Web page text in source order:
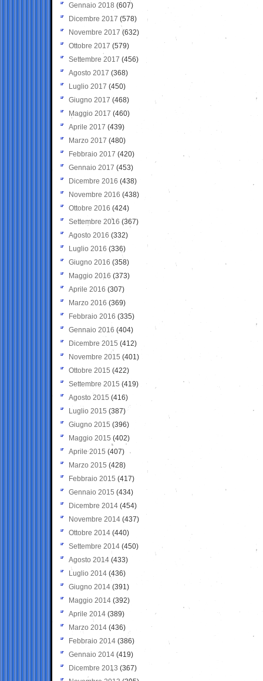
Gennaio 2018 (607)
Dicembre 2017 (578)
Novembre 2017 (632)
Ottobre 2017 (579)
Settembre 2017 (456)
Agosto 2017 (368)
Luglio 2017 (450)
Giugno 2017 (468)
Maggio 2017 (460)
Aprile 2017 (439)
Marzo 2017 (480)
Febbraio 2017 (420)
Gennaio 2017 (453)
Dicembre 2016 (438)
Novembre 2016 (438)
Ottobre 2016 (424)
Settembre 2016 (367)
Agosto 2016 (332)
Luglio 2016 (336)
Giugno 2016 (358)
Maggio 2016 (373)
Aprile 2016 (307)
Marzo 2016 (369)
Febbraio 2016 (335)
Gennaio 2016 (404)
Dicembre 2015 (412)
Novembre 2015 (401)
Ottobre 2015 (422)
Settembre 2015 (419)
Agosto 2015 (416)
Luglio 2015 (387)
Giugno 2015 (396)
Maggio 2015 (402)
Aprile 2015 (407)
Marzo 2015 (428)
Febbraio 2015 (417)
Gennaio 2015 (434)
Dicembre 2014 (454)
Novembre 2014 (437)
Ottobre 2014 (440)
Settembre 2014 (450)
Agosto 2014 (433)
Luglio 2014 (436)
Giugno 2014 (391)
Maggio 2014 (392)
Aprile 2014 (389)
Marzo 2014 (436)
Febbraio 2014 (386)
Gennaio 2014 (419)
Dicembre 2013 (367)